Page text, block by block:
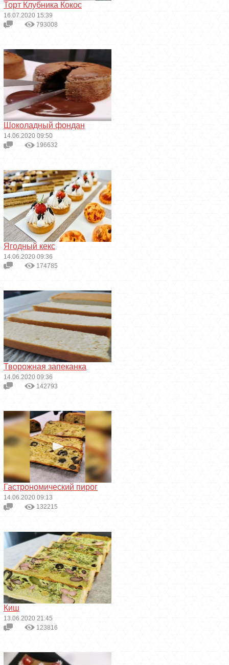
Торт Клубника Кокос
16.07.2020 15:39
793008
Шоколадный фондан
14.06.2020 09:50
196632
Ягодный кекс
14.06.2020 09:36
174785
Творожная запеканка
14.06.2020 09:36
142793
Гастрономический пирог
14.06.2020 09:13
132215
Киш
13.06.2020 21:45
123816